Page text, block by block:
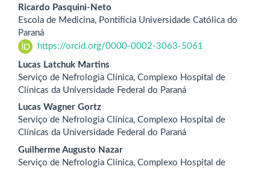
Content
Ricardo Pasquini-Neto
Escola de Medicina, Pontifícia Universidade Católica do
Paraná
https://orcid.org/0000-0002-3063-5061
Lucas Latchuk Martins
Serviço de Nefrologia Clínica, Complexo Hospital de
Clínicas da Universidade Federal do Paraná
Lucas Wagner Gortz
Serviço de Nefrologia Clínica, Complexo Hospital de
Clínicas da Universidade Federal do Paraná
Guilherme Augusto Nazar
Serviço de Nefrologia Clínica, Complexo Hospital de